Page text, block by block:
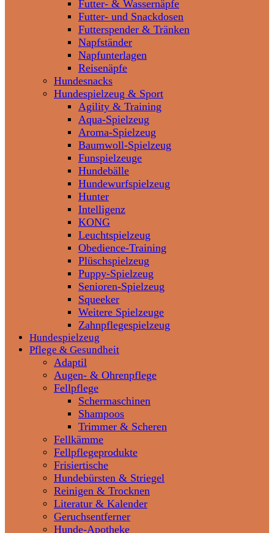
Futter- & Wassernäpfe
Futter- und Snackdosen
Futterspender & Tränken
Napfständer
Napfunterlagen
Reisenäpfe
Hundesnacks
Hundespielzeug & Sport
Agility & Training
Aqua-Spielzeug
Aroma-Spielzeug
Baumwoll-Spielzeug
Funspielzeuge
Hundebälle
Hundewurfspielzeug
Hunter
Intelligenz
KONG
Leuchtspielzeug
Obedience-Training
Plüschspielzeug
Puppy-Spielzeug
Senioren-Spielzeug
Squeeker
Weitere Spielzeuge
Zahnpflegespielzeug
Hundespielzeug
Pflege & Gesundheit
Adaptil
Augen- & Ohrenpflege
Fellpflege
Schermaschinen
Shampoos
Trimmer & Scheren
Fellkämme
Fellpflegeprodukte
Frisiertische
Hundebürsten & Striegel
Reinigen & Trocknen
Literatur & Kalender
Geruchsentferner
Hunde-Apotheke